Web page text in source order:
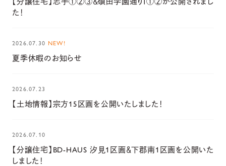
た！
2026.07.30 NEW!
夏季休暇のお知らせ
2026.07.23
【土地情報】宗方15区画を公開いたしました！
2026.07.10
【分譲住宅】BD-HAUS 汐見1区画＆下郡南1区画を公開いた
しました！